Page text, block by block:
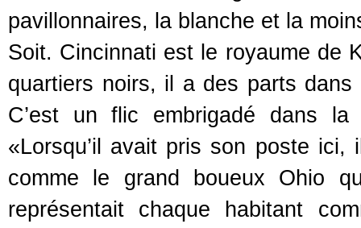
pavillonnaires, la blanche et la
Soit. Cincinnati est le royaume de
quartiers noirs, il a des parts
C’est un flic embrigadé dans
«Lorsqu’il avait pris son poste
comme le grand boueux Ohio
représentait chaque habitant